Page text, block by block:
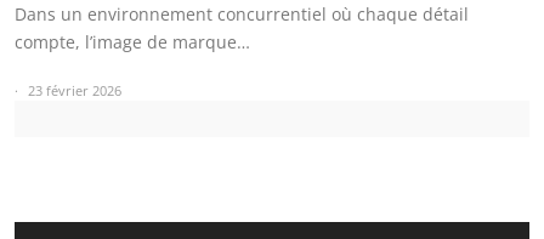
Dans un environnement concurrentiel où chaque détail
compte, l’image de marque…
23 février 2026